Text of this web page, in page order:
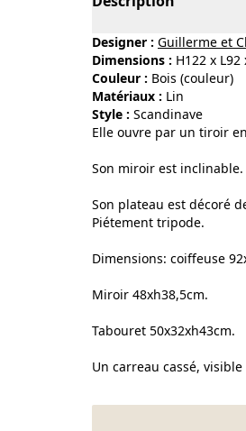
Designer : Guillerme et
Dimensions : H122 x L92
Couleur :
bois (couleur)
Matériaux :
lin
Style :
scandinave
Elle ouvre par un tiroir
Son miroir est inclinable.
Son plateau est décoré
Piétement tripode.
Dimensions: coiffeuse
Miroir 48xh38,5cm.
Tabouret 50x32xh43cm.
Un carreau cassé,